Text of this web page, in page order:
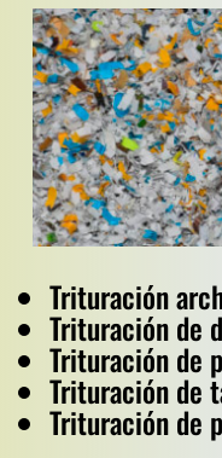
Trituración
Trituración de
Trituración de
Trituración de
Trituración de